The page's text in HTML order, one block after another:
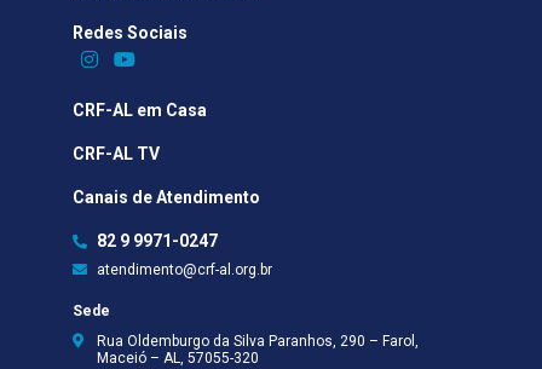
Redes Sociais​
CRF-AL em Casa
CRF-AL TV
Canais de Atendimento
82 9 9971-0247
atendimento@crf-al.org.br
Sede
Rua Oldemburgo da Silva Paranhos, 290 – Farol,
Maceió – AL, 57055-320